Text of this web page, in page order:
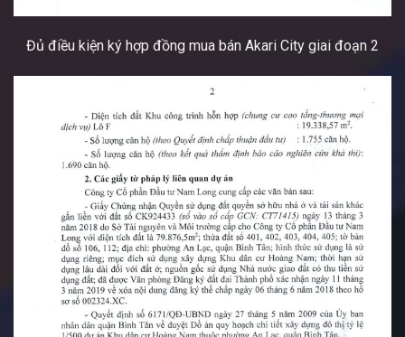
Đủ điều kiện ký hợp đồng mua bán Akari City giai đoạn 2